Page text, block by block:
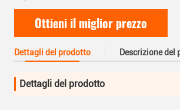
Ottieni il miglior prezzo
Dettagli del prodotto Descrizione del
Dettagli del prodotto